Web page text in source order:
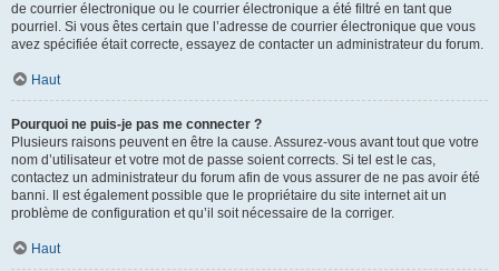
de courrier électronique ou le courrier électronique a été filtré en tant que
pourriel. Si vous êtes certain que l’adresse de courrier électronique que vous
avez spécifiée était correcte, essayez de contacter un administrateur du forum.
Haut
Pourquoi ne puis-je pas me connecter ?
Plusieurs raisons peuvent en être la cause. Assurez-vous avant tout que votre
nom d’utilisateur et votre mot de passe soient corrects. Si tel est le cas,
contactez un administrateur du forum afin de vous assurer de ne pas avoir été
banni. Il est également possible que le propriétaire du site internet ait un
problème de configuration et qu’il soit nécessaire de la corriger.
Haut